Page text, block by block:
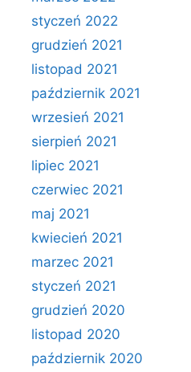
styczeń 2022
grudzień 2021
listopad 2021
październik 2021
wrzesień 2021
sierpień 2021
lipiec 2021
czerwiec 2021
maj 2021
kwiecień 2021
marzec 2021
styczeń 2021
grudzień 2020
listopad 2020
październik 2020